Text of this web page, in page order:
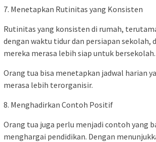
7. Menetapkan Rutinitas yang Konsisten
Rutinitas yang konsisten di rumah,
dengan waktu tidur dan persiapan sekolah,
mereka merasa lebih siap untuk bersekolah.
Orang tua bisa menetapkan jadwal harian
merasa lebih terorganisir.
8. Menghadirkan Contoh Positif
Orang tua juga perlu menjadi contoh yang
menghargai pendidikan. Dengan